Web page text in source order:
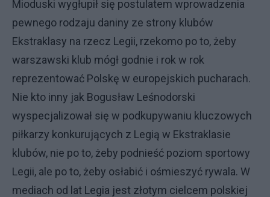
Mioduski wygłupił się postulatem wprowadzenia
pewnego rodzaju daniny ze strony klubów
Ekstraklasy na rzecz Legii, rzekomo po to, żeby
warszawski klub mógł godnie i rok w rok
reprezentować Polskę w europejskich pucharach.
Nie kto inny jak Bogusław Leśnodorski
wyspecjalizował się w podkupywaniu kluczowych
piłkarzy konkurujących z Legią w Ekstraklasie
klubów, nie po to, żeby podnieść poziom sportowy
Legii, ale po to, żeby osłabić i ośmieszyć rywala. W
mediach od lat Legia jest złotym cielcem polskiej